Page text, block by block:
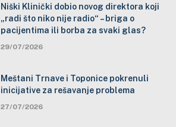
Niški Klinički dobio novog direktora koji
„radi što niko nije radio“ – briga o
pacijentima ili borba za svaki glas?
29/07/2026
Meštani Trnave i Toponice pokrenuli
inicijative za rešavanje problema
27/07/2026